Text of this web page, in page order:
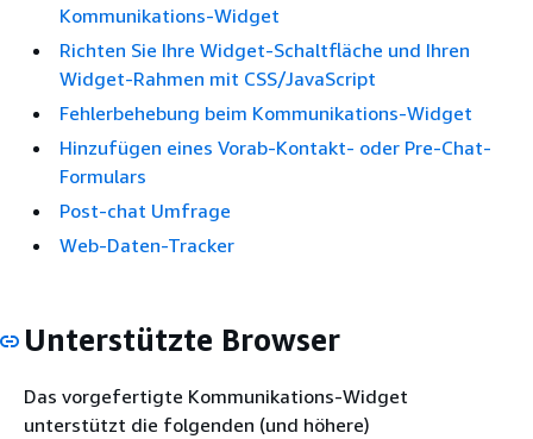
Kommunikations-Widget
Richten Sie Ihre Widget-Schaltfläche und Ihren
Widget-Rahmen mit CSS/JavaScript
Fehlerbehebung beim Kommunikations-Widget
Hinzufügen eines Vorab-Kontakt- oder Pre-Chat-
Formulars
Post-chat Umfrage
Web-Daten-Tracker
Unterstützte Browser
Das vorgefertigte Kommunikations-Widget
unterstützt die folgenden (und höhere)